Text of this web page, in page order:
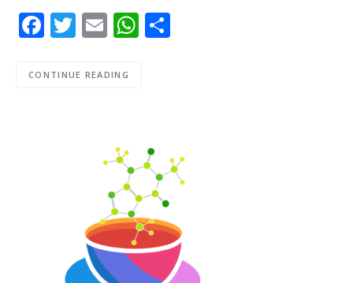
RSS FEEDFacebook
Twitter
EmailWhatsApp
CONTINUE READING